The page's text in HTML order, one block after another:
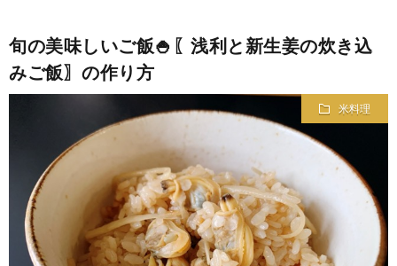
旬の美味しいご飯🍚〖浅利と新生姜の炊き込
みご飯〗の作り方
米料理